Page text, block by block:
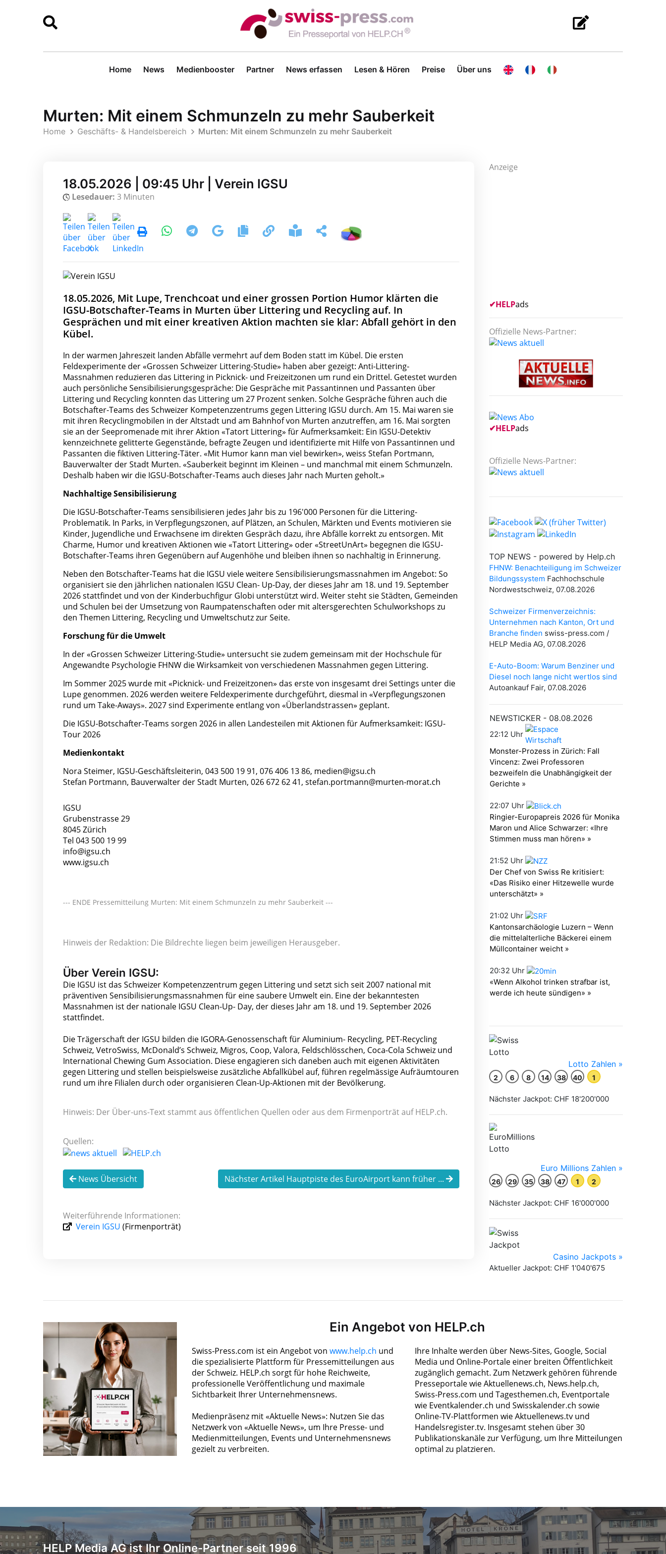
Home News Medienbooster Partner News erfassen Lesen & Hören Preise Über uns
Murten: Mit einem Schmunzeln zu mehr Sauberkeit
Home Geschäfts- & Handelsbereich Murten: Mit einem Schmunzeln zu mehr Sauberkeit
18.05.2026 | 09:45 Uhr | Verein IGSU
Lesedauer: 3 Minuten
18.05.2026, Mit Lupe, Trenchcoat und einer grossen Portion Humor klärten die
IGSU-Botschafter-Teams in Murten über Littering und Recycling auf. In
Gesprächen und mit einer kreativen Aktion machten sie klar: Abfall gehört in den
Kübel.
In der warmen Jahreszeit landen Abfälle vermehrt auf dem Boden statt im Kübel. Die ersten
Feldexperimente der «Grossen Schweizer Littering-Studie» haben aber gezeigt: Anti-Littering-
Massnahmen reduzieren das Littering in Picknick- und Freizeitzonen um rund ein Drittel. Getestet wurden
auch persönliche Sensibilisierungsgespräche: Die Gespräche mit Passantinnen und Passanten über
Littering und Recycling konnten das Littering um 27 Prozent senken. Solche Gespräche führen auch die
Botschafter-Teams des Schweizer Kompetenzzentrums gegen Littering IGSU durch. Am 15. Mai waren sie
mit ihren Recyclingmobilen in der Altstadt und am Bahnhof von Murten anzutreffen, am 16. Mai sorgten
sie an der Seepromenade mit ihrer Aktion «Tatort Littering» für Aufmerksamkeit: Ein IGSU-Detektiv
kennzeichnete gelitterte Gegenstände, befragte Zeugen und identifizierte mit Hilfe von Passantinnen und
Passanten die fiktiven Littering-Täter. «Mit Humor kann man viel bewirken», weiss Stefan Portmann,
Bauverwalter der Stadt Murten. «Sauberkeit beginnt im Kleinen – und manchmal mit einem Schmunzeln.
Deshalb haben wir die IGSU-Botschafter-Teams auch dieses Jahr nach Murten geholt.»
Nachhaltige Sensibilisierung
Die IGSU-Botschafter-Teams sensibilisieren jedes Jahr bis zu 196'000 Personen für die Littering-
Problematik. In Parks, in Verpflegungszonen, auf Plätzen, an Schulen, Märkten und Events motivieren sie
Kinder, Jugendliche und Erwachsene im direkten Gespräch dazu, ihre Abfälle korrekt zu entsorgen. Mit
Charme, Humor und kreativen Aktionen wie «Tatort Littering» oder «StreetUnArt» begegnen die IGSU-
Botschafter-Teams ihren Gegenübern auf Augenhöhe und bleiben ihnen so nachhaltig in Erinnerung.
Neben den Botschafter-Teams hat die IGSU viele weitere Sensibilisierungsmassnahmen im Angebot: So
organisiert sie den jährlichen nationalen IGSU Clean- Up-Day, der dieses Jahr am 18. und 19. September
2026 stattfindet und von der Kinderbuchfigur Globi unterstützt wird. Weiter steht sie Städten, Gemeinden
und Schulen bei der Umsetzung von Raumpatenschaften oder mit altersgerechten Schulworkshops zu
den Themen Littering, Recycling und Umweltschutz zur Seite.
Forschung für die Umwelt
In der «Grossen Schweizer Littering-Studie» untersucht sie zudem gemeinsam mit der Hochschule für
Angewandte Psychologie FHNW die Wirksamkeit von verschiedenen Massnahmen gegen Littering.
Im Sommer 2025 wurde mit «Picknick- und Freizeitzonen» das erste von insgesamt drei Settings unter die
Lupe genommen. 2026 werden weitere Feldexperimente durchgeführt, diesmal in «Verpflegungszonen
rund um Take-Aways». 2027 sind Experimente entlang von «Überlandstrassen» geplant.
Die IGSU-Botschafter-Teams sorgen 2026 in allen Landesteilen mit Aktionen für Aufmerksamkeit: IGSU-
Tour 2026
Medienkontakt
Nora Steimer, IGSU-Geschäftsleiterin, 043 500 19 91, 076 406 13 86, medien@igsu.ch
Stefan Portmann, Bauverwalter der Stadt Murten, 026 672 62 41, stefan.portmann@murten-morat.ch
IGSU
Grubenstrasse 29
8045 Zürich
Tel 043 500 19 99
info@igsu.ch
www.igsu.ch
--- ENDE Pressemitteilung Murten: Mit einem Schmunzeln zu mehr Sauberkeit ---
Hinweis der Redaktion: Die Bildrechte liegen beim jeweiligen Herausgeber.
Über Verein IGSU:
Die IGSU ist das Schweizer Kompetenzzentrum gegen Littering und setzt sich seit 2007 national mit
präventiven Sensibilisierungsmassnahmen für eine saubere Umwelt ein. Eine der bekanntesten
Massnahmen ist der nationale IGSU Clean-Up- Day, der dieses Jahr am 18. und 19. September 2026
stattfindet.
Die Trägerschaft der IGSU bilden die IGORA-Genossenschaft für Aluminium- Recycling, PET-Recycling
Schweiz, VetroSwiss, McDonald’s Schweiz, Migros, Coop, Valora, Feldschlösschen, Coca-Cola Schweiz und
International Chewing Gum Association. Diese engagieren sich daneben auch mit eigenen Aktivitäten
gegen Littering und stellen beispielsweise zusätzliche Abfallkübel auf, führen regelmässige Aufräumtouren
rund um ihre Filialen durch oder organisieren Clean-Up-Aktionen mit der Bevölkerung.
Hinweis: Der Über-uns-Text stammt aus öffentlichen Quellen oder aus dem Firmenporträt auf HELP.ch.
Quellen:
News Übersicht Nächster Artikel Hauptpiste des EuroAirport kann früher ...
Weiterführende Informationen:
Verein IGSU (Firmenporträt)
Anzeige
✔HELPads
Offizielle News-Partner:
✔HELPads
Offizielle News-Partner:
Ein Angebot von HELP.ch
Swiss-Press.com ist ein Angebot von www.help.ch und
die spezialisierte Plattform für Pressemitteilungen aus
der Schweiz. HELP.ch sorgt für hohe Reichweite,
professionelle Veröffentlichung und maximale
Sichtbarkeit Ihrer Unternehmensnews.
Medienpräsenz mit «Aktuelle News»: Nutzen Sie das
Netzwerk von «Aktuelle News», um Ihre Presse- und
Medienmitteilungen, Events und Unternehmensnews
gezielt zu verbreiten.
Ihre Inhalte werden über News-Sites, Google, Social
Media und Online-Portale einer breiten Öffentlichkeit
zugänglich gemacht. Zum Netzwerk gehören führende
Presseportale wie Aktuellenews.ch, News.help.ch,
Swiss-Press.com und Tagesthemen.ch, Eventportale
wie Eventkalender.ch und Swisskalender.ch sowie
Online-TV-Plattformen wie Aktuellenews.tv und
Handelsregister.tv. Insgesamt stehen über 30
Publikationskanäle zur Verfügung, um Ihre Mitteilungen
optimal zu platzieren.
HELP Media AG ist Ihr Online-Partner seit 1996